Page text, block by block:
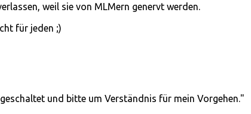
weil sie von MLMern genervt werden.
für jeden ;)
und bitte um Verständnis für mein Vorgehen."